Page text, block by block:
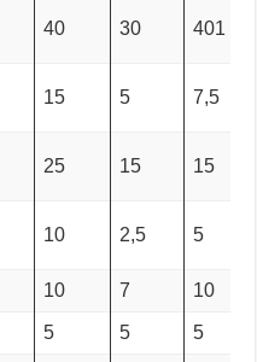
40 30 401
15 5 7,5
25 15 15
10 2,5 5
10 7 10
5 5 5